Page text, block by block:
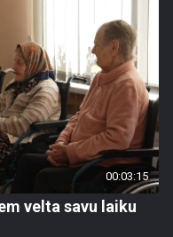
00:03:15
velta savu laiku